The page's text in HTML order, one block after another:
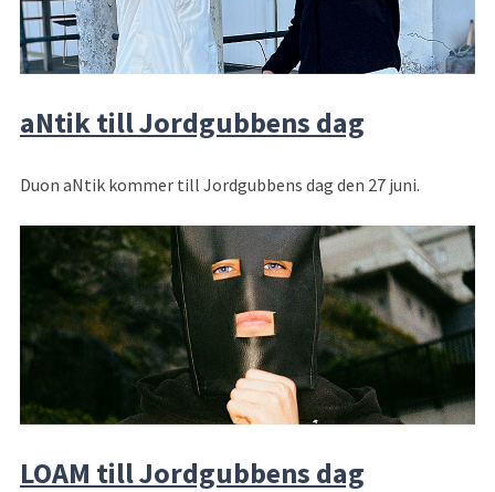
aNtik till Jordgubbens dag
Duon aNtik kommer till Jordgubbens dag den 27 juni.
LOAM till Jordgubbens dag